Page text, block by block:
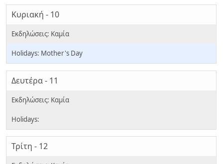
Κυριακή - 10
Mother's Day
Δευτέρα - 11
Τρίτη - 12